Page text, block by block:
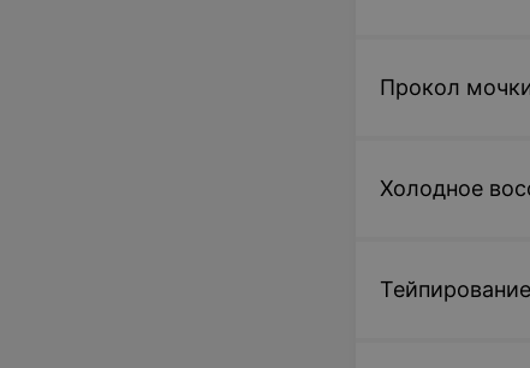
Прокол
Холодное
Тейпирование